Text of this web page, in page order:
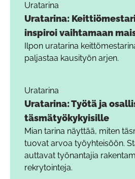
Uratarina
Uratarina:
inspiroi vaihtamaan
Ilpon uratarina
paljastaa kausityön arjen.
Uratarina
Uratarina: Työtä ja
täsmätyökykyisille
Mian tarina näyttää, miten
tuovat arvoa työyhteisöön.
auttavat työnantajia
rekrytointeja.